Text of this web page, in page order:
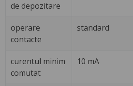
de depozitare
operare
contacte
standard
curentul minim
comutat
10 mA